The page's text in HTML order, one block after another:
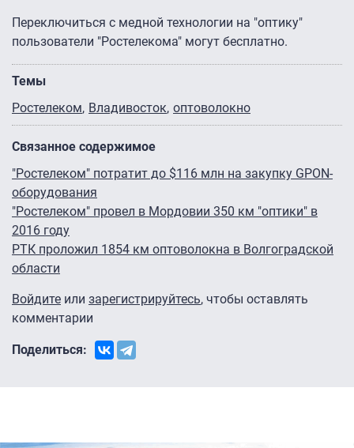
Переключиться с медной технологии на "оптику"
пользователи "Ростелекома" могут бесплатно.
Темы
Ростелеком Владивосток оптоволокно
Связанное содержимое
"Ростелеком" потратит до $116 млн на закупку GPON-
оборудования
"Ростелеком" провел в Мордовии 350 км "оптики" в
2016 году
РТК проложил 1854 км оптоволокна в Волгоградской
области
Войдите или зарегистрируйтесь, чтобы оставлять
комментарии
Поделиться: